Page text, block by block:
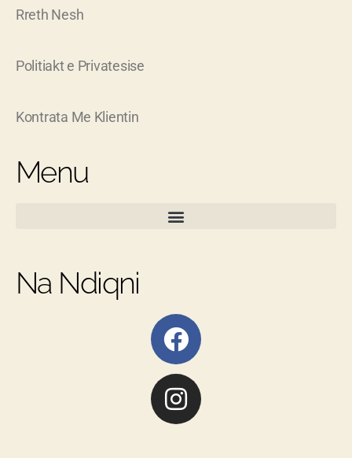
Rreth Nesh
Politiakt e Privatesise
Kontrata Me Klientin
Menu
Na Ndiqni